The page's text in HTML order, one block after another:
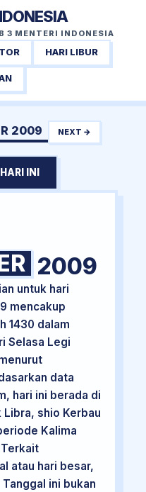
3 MENTERI INDONESIA
HARI LIBUR
2009 NEXT →
INI
2009
untuk hari
mencakup
1430 dalam
Selasa Legi
data
hari ini berada di
Libra, shio Kerbau
Kalima
Terkait
atau hari besar,
ini bukan